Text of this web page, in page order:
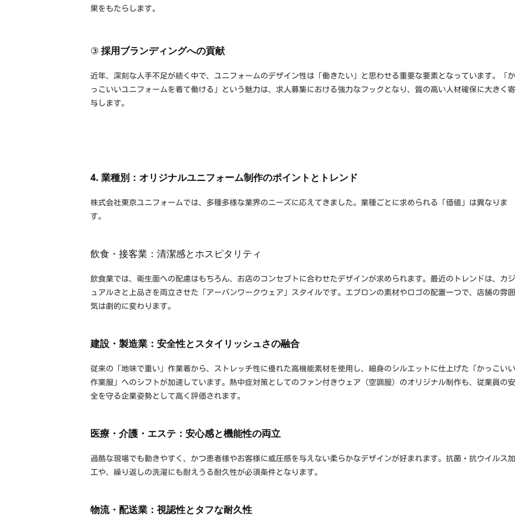
果をもたらします。
③採用ブランディングへの貢献
近年、深刻な人手不足が続く中で、ユニフォームのデザイン性は「働きたい」と思わせる重要な要素となっています。「か
っこいいユニフォームを着て働ける」という魅力は、求人募集における強力なフックとなり、質の高い人材確保に大きく寄
与します。
4. 業種別：オリジナルユニフォーム制作のポイントとトレンド
株式会社東京ユニフォームでは、多種多様な業界のニーズに応えてきました。業種ごとに求められる「価値」は異なりま
す。
飲食・接客業：清潔感とホスピタリティ
飲食業では、衛生面への配慮はもちろん、お店のコンセプトに合わせたデザインが求められます。最近のトレンドは、カジ
ュアルさと上品さを両立させた「アーバンワークウェア」スタイルです。エプロンの素材やロゴの配置一つで、店舗の雰囲
気は劇的に変わります。
建設・製造業：安全性とスタイリッシュさの融合
従来の「地味で重い」作業着から、ストレッチ性に優れた高機能素材を使用し、細身のシルエットに仕上げた「かっこいい
作業服」へのシフトが加速しています。熱中症対策としてのファン付きウェア（空調服）のオリジナル制作も、従業員の安
全を守る企業姿勢として高く評価されます。
医療・介護・エステ：安心感と機能性の両立
過酷な現場でも動きやすく、かつ患者様やお客様に威圧感を与えない柔らかなデザインが好まれます。抗菌・抗ウイルス加
工や、繰り返しの洗濯にも耐えうる耐久性が必須条件となります。
物流・配送業：視認性とタフな耐久性